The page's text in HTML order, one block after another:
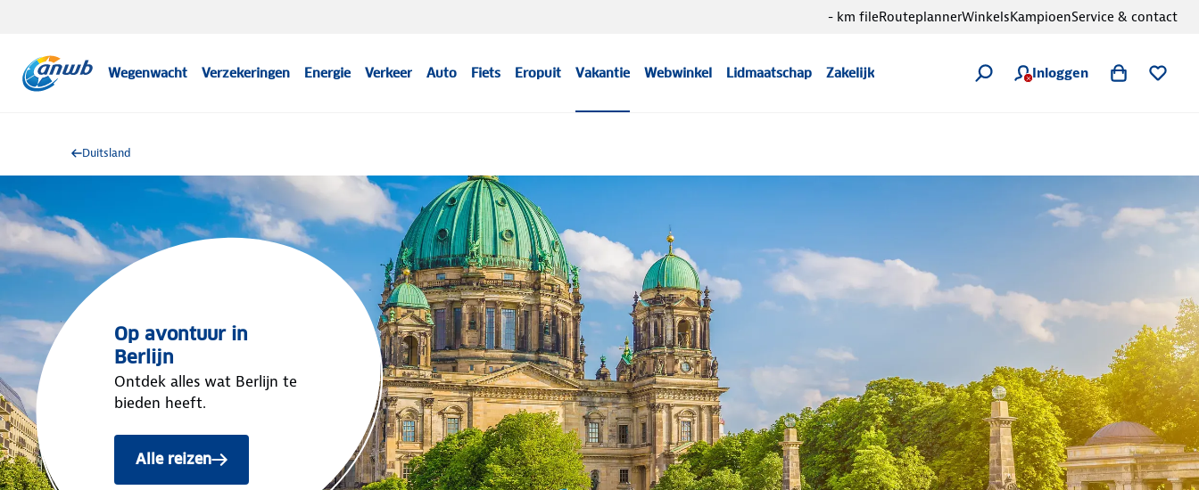
Wegenwacht Verzekeringen Energie Verkeer Auto Fiets Eropuit Vakantie Webwinkel Lidmaatschap Zakelijk Inloggen
- km fileRouteplannerWinkelsKampioenService & contact
Duitsland
Op avontuur in
Berlijn
Ontdek alles wat Berlijn te
bieden heeft.
Alle reizen